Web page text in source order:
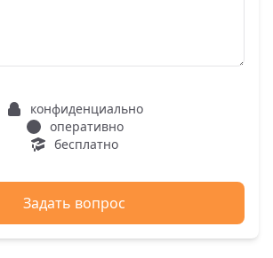
конфиденциально
оперативно
бесплатно
Задать вопрос